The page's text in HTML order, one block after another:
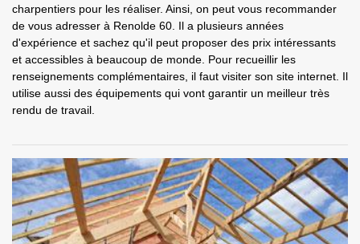
charpentiers pour les réaliser. Ainsi, on peut vous recommander
de vous adresser à Renolde 60. Il a plusieurs années
d'expérience et sachez qu'il peut proposer des prix intéressants
et accessibles à beaucoup de monde. Pour recueillir les
renseignements complémentaires, il faut visiter son site internet. Il
utilise aussi des équipements qui vont garantir un meilleur très
rendu de travail.